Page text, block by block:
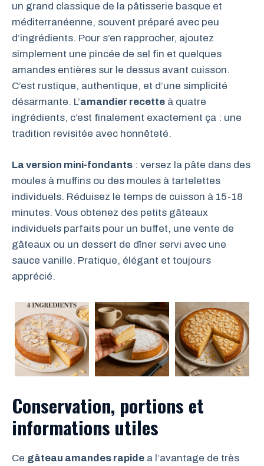
un grand classique de la pâtisserie basque et
méditerranéenne, souvent préparé avec peu
d’ingrédients. Pour s’en rapprocher, ajoutez
simplement une pincée de sel fin et quelques
amandes entières sur le dessus avant cuisson.
C’est rustique, authentique, et d’une simplicité
désarmante. L’amandier recette à quatre
ingrédients, c’est finalement exactement ça : une
tradition revisitée avec honnêteté.
La version mini-fondants : versez la pâte dans des
moules à muffins ou des moules à tartelettes
individuels. Réduisez le temps de cuisson à 15-18
minutes. Vous obtenez des petits gâteaux
individuels parfaits pour un buffet, une vente de
gâteaux ou un dessert de dîner servi avec une
sauce vanille. Pratique, élégant et toujours
apprécié.
Conservation, portions et
informations utiles
Ce gâteau amandes rapide a l’avantage de très